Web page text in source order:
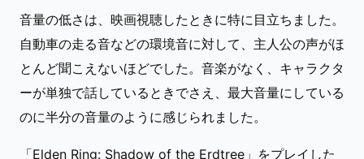
音量の低さは、映画視聴したときに特に目立ちました。
自動車の走る音などの環境音に対して、主人公の声がほ
とんど聞こえないほどでした。音楽がなく、キャラクタ
ーが単独で話しているときでさえ、最大音量にしている
のに半分の音量のように感じられました。
「Elden Ring: Shadow of the Erdtree」をプレイした